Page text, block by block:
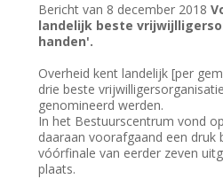
Bericht van 8 december 2018
landelijk beste
handen'.
Overheid kent landelijk [per
drie beste
genomineerd werden.
In het Bestuurscentrum vond
daaraan voorafgaand een druk
vóórfinale van eerder zeven
plaats.